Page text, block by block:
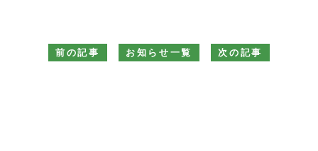
前の記事 お知らせ一覧 次の記事